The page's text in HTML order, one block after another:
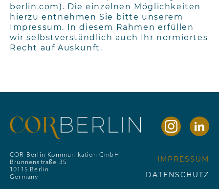
berlin.com ). Die einzelnen Möglichkeiten
hierzu entnehmen Sie bitte unserem
Impressum. In diesem Rahmen erfüllen
wir selbstverständlich auch Ihr normiertes
Recht auf Auskunft.
COR Berlin Kommunikation GmbH
Brunnenstraße 35
10115 Berlin
Germany
IMPRESSUM
DATENSCHUTZ